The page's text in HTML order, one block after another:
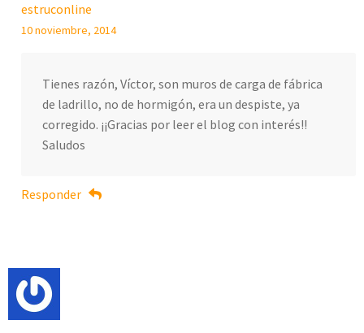
estruconline
10 noviembre, 2014
Tienes razón, Víctor, son muros de carga de fábrica
de ladrillo, no de hormigón, era un despiste, ya
corregido. ¡¡Gracias por leer el blog con interés!!
Saludos
Responder